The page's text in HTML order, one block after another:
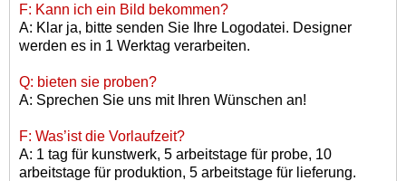
F: Kann ich ein Bild bekommen?
A: Klar ja, bitte senden Sie Ihre Logodatei. Designer
werden es in 1 Werktag verarbeiten.
Q: bieten sie proben?
A: Sprechen Sie uns mit Ihren Wünschen an!
F: Was’ist die Vorlaufzeit?
A: 1 tag für kunstwerk, 5 arbeitstage für probe, 10
arbeitstage für produktion, 5 arbeitstage für lieferung.